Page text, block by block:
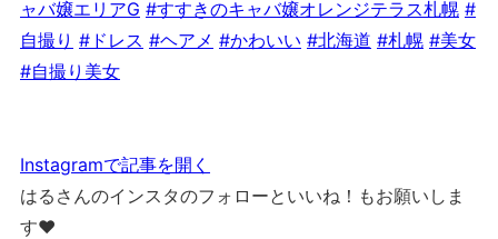
ャバ嬢エリアG #すすきのキャバ嬢オレンジテラス札幌 #
自撮り #ドレス #ヘアメ #かわいい #北海道 #札幌 #美女
#自撮り美女
Instagramで記事を開く
はるさんのインスタのフォローといいね！もお願いしま
す❤︎